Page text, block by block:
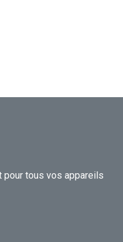
pour tous vos appareils